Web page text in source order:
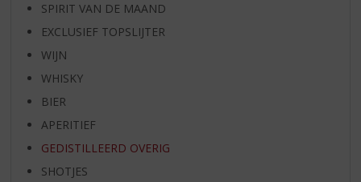
SPIRIT VAN DE MAAND
EXCLUSIEF TOPSLIJTER
WIJN
WHISKY
BIER
APERITIEF
GEDISTILLEERD OVERIG
SHOTJES